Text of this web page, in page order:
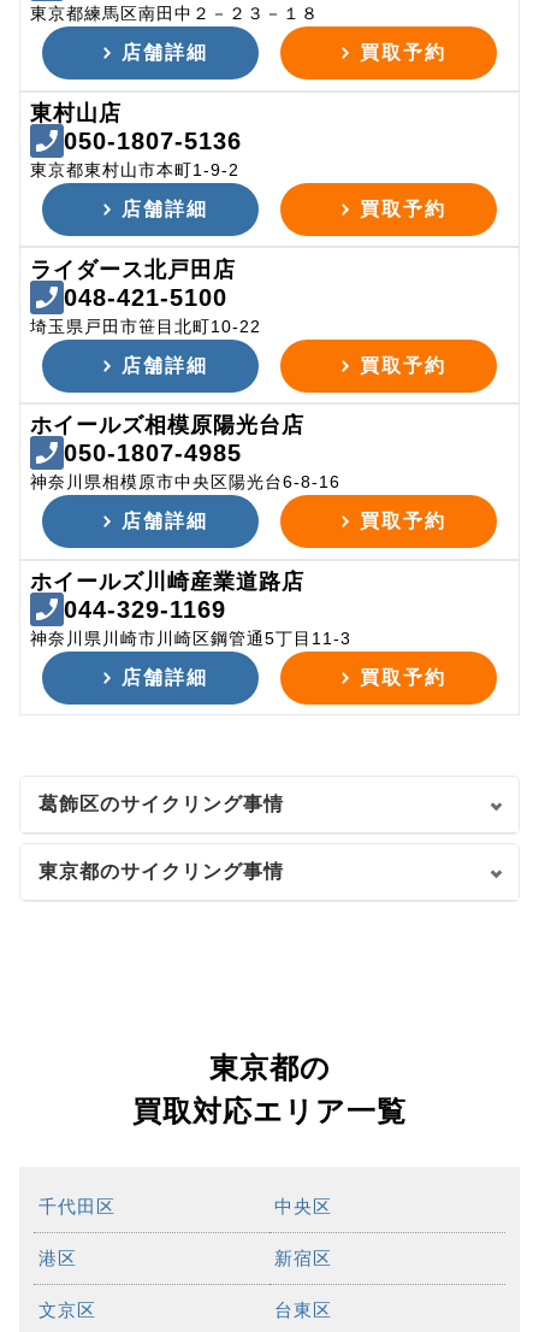
東京都練馬区南田中２－２３－１８
店舗詳細 買取予約
東村山店
050-1807-5136
東京都東村山市本町1-9-2
店舗詳細 買取予約
ライダース北戸田店
048-421-5100
埼玉県戸田市笹目北町10-22
店舗詳細 買取予約
ホイールズ相模原陽光台店
050-1807-4985
神奈川県相模原市中央区陽光台6-8-16
店舗詳細 買取予約
ホイールズ川崎産業道路店
044-329-1169
神奈川県川崎市川崎区鋼管通5丁目11-3
店舗詳細 買取予約
葛飾区のサイクリング事情
東京都のサイクリング事情
東京都の
買取対応エリア一覧
千代田区 中央区
港区 新宿区
文京区 台東区